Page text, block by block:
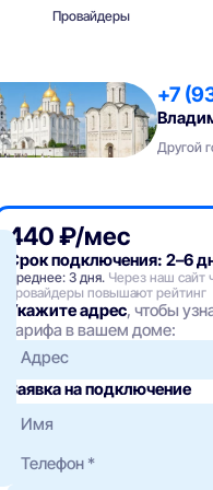
Провайдеры
+7
Другой
440 ₽/мес
Срок подключения: 2–6
Среднее: 3 дня. Через наш
провайдеры повышают рейтинг
Укажите адрес, чтобы
тарифа в вашем доме:
Адрес
Заявка на подключение